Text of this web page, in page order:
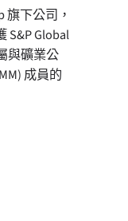
旗下公司，
S&P Global
與礦業公
成員的